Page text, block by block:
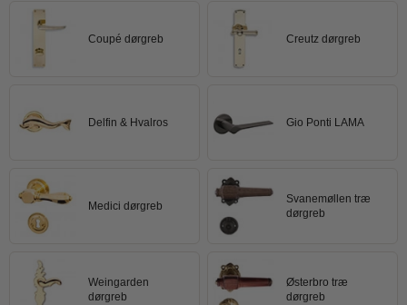
Trædørgreb på Langskilt
Udendørs dørgreb
Coupé dørgreb Creutz dørgreb
Delfin & Hvalros Gio Ponti LAMA
Medici dørgreb
Svanemøllen træ
dørgreb
Weingarden
dørgreb
Østerbro træ
dørgreb